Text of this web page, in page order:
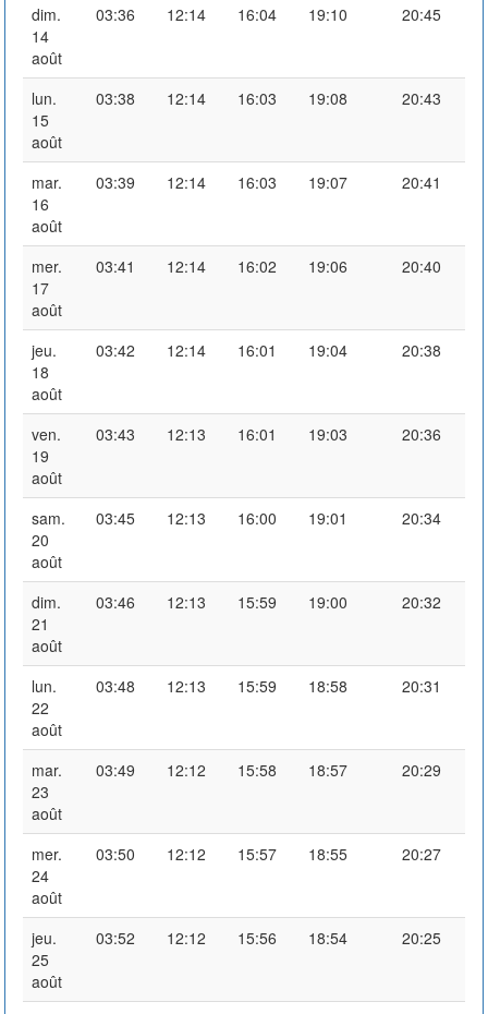
dim.
14
août
03:36 12:14 16:04 19:10 20:45
lun.
15
août
03:38 12:14 16:03 19:08 20:43
mar.
16
août
03:39 12:14 16:03 19:07 20:41
mer.
17
août
03:41 12:14 16:02 19:06 20:40
jeu.
18
août
03:42 12:14 16:01 19:04 20:38
ven.
19
août
03:43 12:13 16:01 19:03 20:36
sam.
20
août
03:45 12:13 16:00 19:01 20:34
dim.
21
août
03:46 12:13 15:59 19:00 20:32
lun.
22
août
03:48 12:13 15:59 18:58 20:31
mar.
23
août
03:49 12:12 15:58 18:57 20:29
mer.
24
août
03:50 12:12 15:57 18:55 20:27
jeu.
25
août
03:52 12:12 15:56 18:54 20:25